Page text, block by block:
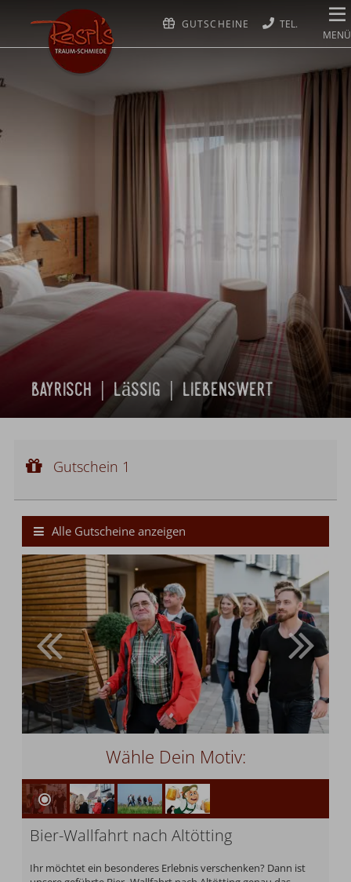
GUTSCHEINE
MENÜ
bayrisch | lässig | liebenswert
Gutscheinwert:
Gutschein 1
Alle Gutscheine anzeigen
Wähle Dein Motiv:
Bier-Wallfahrt nach Altötting
Ihr möchtet ein besonderes Erlebnis verschenken? Dann ist